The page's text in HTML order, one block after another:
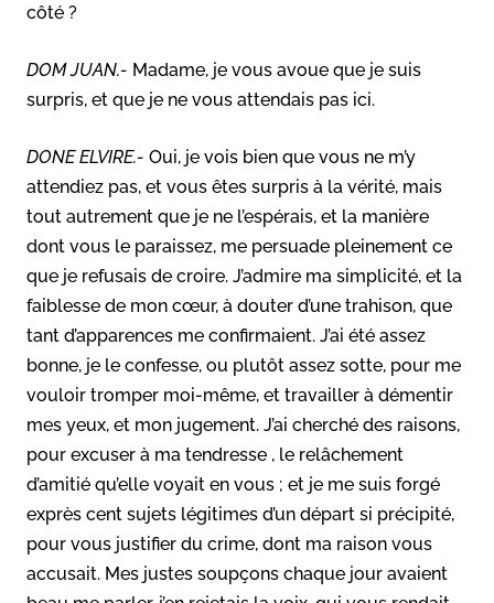
côté ?
DOM JUAN.- Madame, je vous avoue que je suis
surpris, et que je ne vous attendais pas ici.
DONE ELVIRE.- Oui, je vois bien que vous ne m’y
attendiez pas, et vous êtes surpris à la vérité, mais
tout autrement que je ne l’espérais, et la manière
dont vous le paraissez, me persuade pleinement ce
que je refusais de croire. J’admire ma simplicité, et la
faiblesse de mon cœur, à douter d’une trahison, que
tant d’apparences me confirmaient. J’ai été assez
bonne, je le confesse, ou plutôt assez sotte, pour me
vouloir tromper moi-même, et travailler à démentir
mes yeux, et mon jugement. J’ai cherché des raisons,
pour excuser à ma tendresse , le relâchement
d’amitié qu’elle voyait en vous ; et je me suis forgé
exprès cent sujets légitimes d’un départ si précipité,
pour vous justifier du crime, dont ma raison vous
accusait. Mes justes soupçons chaque jour avaient